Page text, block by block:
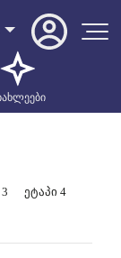
ეტაპი 4